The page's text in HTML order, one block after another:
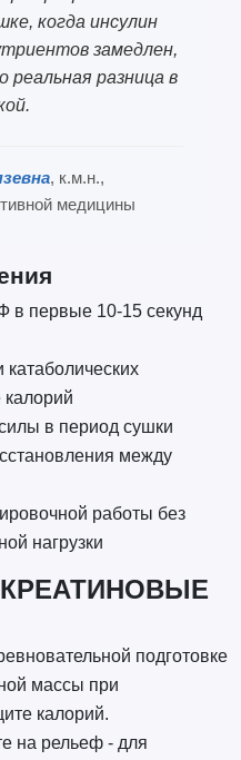
когда инсулин
замедлен,
разница в
, к.м.н.,
медицины
в первые 10-15 секунд
в период сушки
между
работы без
нагрузки
подготовке
массы при
калорий.
на рельеф - для